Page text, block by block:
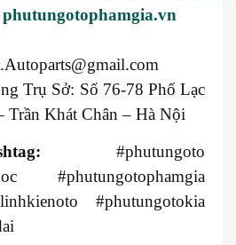
phutungotophamgia.vn
Trụ Sở: Số 76-78 Phố Lạc
Trần Khát Chân – Hà Nội
#phutungoto
#phutungotophamgia
#phutungotokia